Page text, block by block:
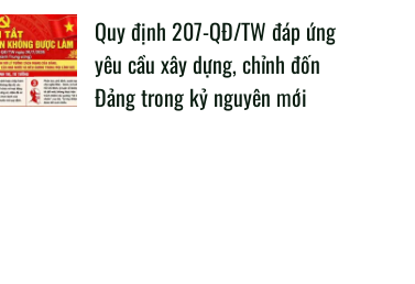
Quy định 207-QĐ/TW đáp ứng
yêu cầu xây dựng, chỉnh đốn
Đảng trong kỷ nguyên mới